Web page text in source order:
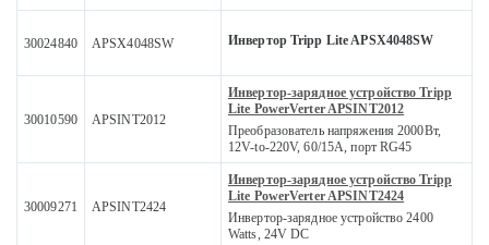
30024840 APSX4048SW Инвертор Tripp Lite APSX4048SW
30010590 APSINT2012
Инвертор-зарядное устройство Tripp
Lite PowerVerter APSINT2012
Преобразователь напряжения 2000Вт,
12V-to-220V, 60/15A, порт RG45
30009271 APSINT2424
Инвертор-зарядное устройство Tripp
Lite PowerVerter APSINT2424
Инвертор-зарядное устройство 2400
Watts, 24V DC